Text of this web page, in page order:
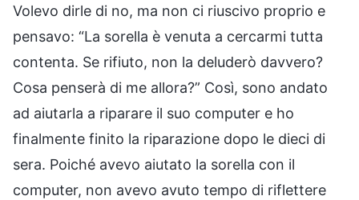
Volevo dirle di no, ma non ci riuscivo proprio e
pensavo: “La sorella è venuta a cercarmi tutta
contenta. Se rifiuto, non la deluderò davvero?
Cosa penserà di me allora?” Così, sono andato
ad aiutarla a riparare il suo computer e ho
finalmente finito la riparazione dopo le dieci di
sera. Poiché avevo aiutato la sorella con il
computer, non avevo avuto tempo di riflettere